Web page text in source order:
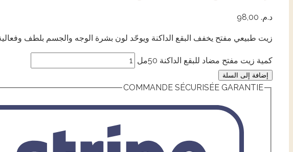
د.م.
زيت طبيعي مفتح يخفف البقع الداكنة ويوحّد لون بشرة الوجه والجسم بلطف
كمية زيت مفتح مضاد للبقع الداكنة 50مل
إضافة إلى السلة
COMMANDE SÉCURISÉE GARANTIE